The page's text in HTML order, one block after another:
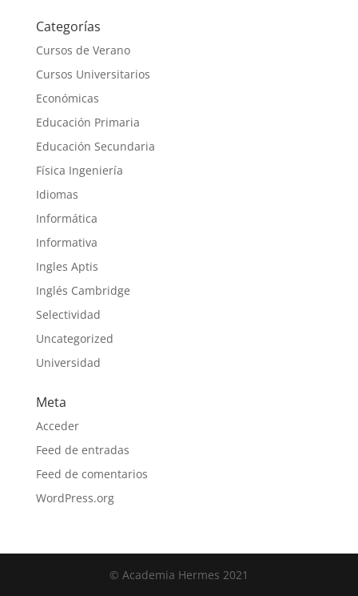
Categorías
Cursos de Verano
Cursos Universitarios
Económicas
Educación Primaria
Educación Secundaria
Física Ingeniería
Idiomas
Informática
Informativa
Ingles Aptis
Inglés Cambridge
Selectividad
Uncategorized
Universidad
Meta
Acceder
Feed de entradas
Feed de comentarios
WordPress.org
© Academia Hermes 2021